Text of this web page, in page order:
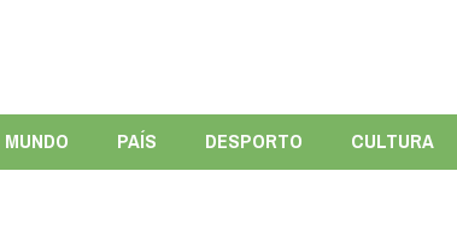
MUNDO PAÍS DESPORTO CULTURA